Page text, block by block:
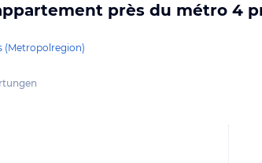
près du métro 4
(Metropolregion)